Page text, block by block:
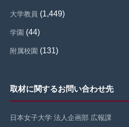
大学教員 (1,449)
学園 (44)
附属校園 (131)
取材に関するお問い合わせ先
日本女子大学 法人企画部 広報課